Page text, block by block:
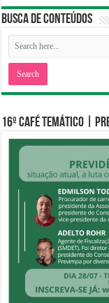
Busca de Conteúdos
16º CAFÉ TEMÁTICO |